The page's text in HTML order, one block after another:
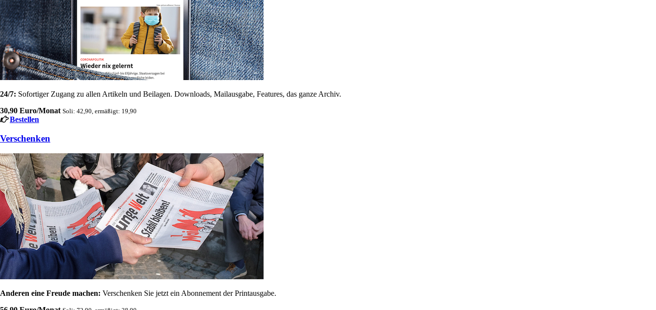
24/7: Sofortiger Zugang zu allen Artikeln und Beilagen. Downloads, Mailausgabe, Features, das ganze Archiv.
30,90 Euro/Monat Soli: 42,90, ermäßigt: 19,90
Bestellen
Verschenken
Anderen eine Freude machen: Verschenken Sie jetzt ein Abonnement der Printausgabe.